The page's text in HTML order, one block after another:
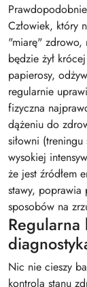
Człowiek, który
"miarę" zdrowo,
będzie żył
papierosy,
regularnie
fizyczna
dążeniu do
siłowni
wysokiej
że jest źródłem
stawy, poprawia
sposobów na
Regularna
Nic nie cieszy
kontrola stanu